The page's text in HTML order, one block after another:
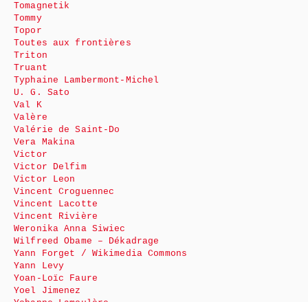
Tomagnetik
Tommy
Topor
Toutes aux frontières
Triton
Truant
Typhaine Lambermont-Michel
U. G. Sato
Val K
Valère
Valérie de Saint-Do
Vera Makina
Victor
Victor Delfim
Victor Leon
Vincent Croguennec
Vincent Lacotte
Vincent Rivière
Weronika Anna Siwiec
Wilfreed Obame – Dékadrage
Yann Forget / Wikimedia Commons
Yann Levy
Yoan-Loïc Faure
Yoel Jimenez